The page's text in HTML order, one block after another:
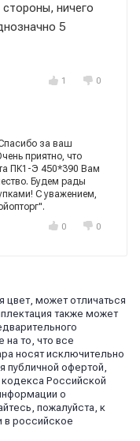
ничего
5
1 0
за ваш
приятно, что
ПК1-Э 450*390 Вам
Будем рады
С уважением,
0 0
цвет, может отличаться
также может
то, что все
носят исключительно
публичной офертой,
Российской
о
пожалуйста, к
в российское